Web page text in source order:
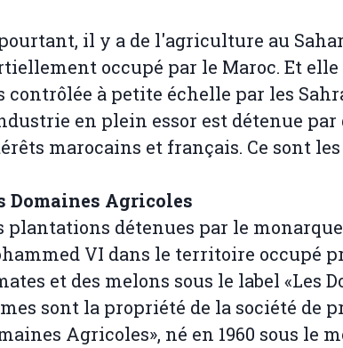
il y a de l'agriculture au
occupé par le Maroc. Et
contrôlée à petite échelle par les
en plein essor est détenue par
marocains et français. Ce sont
Domaines Agricoles
plantations détenues par le
VI dans le territoire occupé
et des melons sous le label «Les
sont la propriété de la société de
Agricoles», né en 1960 sous le